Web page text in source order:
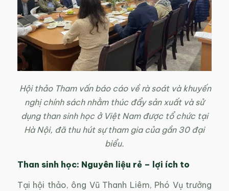
Hội thảo Tham vấn báo cáo về rà soát và khuyến
nghị chính sách nhằm thúc đẩy sản xuất và sử
dụng than sinh học ở Việt Nam được tổ chức tại
Hà Nội, đã thu hút sự tham gia của gần 30 đại
biểu.
Than sinh học: Nguyên liệu rẻ – lợi ích to
Tại hội thảo, ông Vũ Thanh Liêm, Phó Vụ trưởng